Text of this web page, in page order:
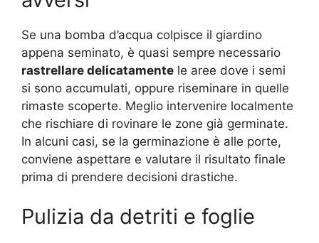
Se una bomba d’acqua colpisce il giardino
appena seminato, è quasi sempre necessario
rastrellare delicatamente le aree dove i semi
si sono accumulati, oppure riseminare in quelle
rimaste scoperte. Meglio intervenire localmente
che rischiare di rovinare le zone già germinate.
In alcuni casi, se la germinazione è alle porte,
conviene aspettare e valutare il risultato finale
prima di prendere decisioni drastiche.
Pulizia da detriti e foglie